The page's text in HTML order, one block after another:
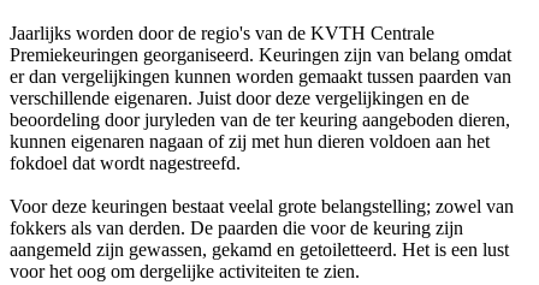
Jaarlijks worden door de regio's van de KVTH Centrale
Premiekeuringen georganiseerd. Keuringen zijn van belang omdat
er dan vergelijkingen kunnen worden gemaakt tussen paarden van
verschillende eigenaren. Juist door deze vergelijkingen en de
beoordeling door juryleden van de ter keuring aangeboden dieren,
kunnen eigenaren nagaan of zij met hun dieren voldoen aan het
fokdoel dat wordt nagestreefd.
Voor deze keuringen bestaat veelal grote belangstelling; zowel van
fokkers als van derden. De paarden die voor de keuring zijn
aangemeld zijn gewassen, gekamd en getoiletteerd. Het is een lust
voor het oog om dergelijke activiteiten te zien.